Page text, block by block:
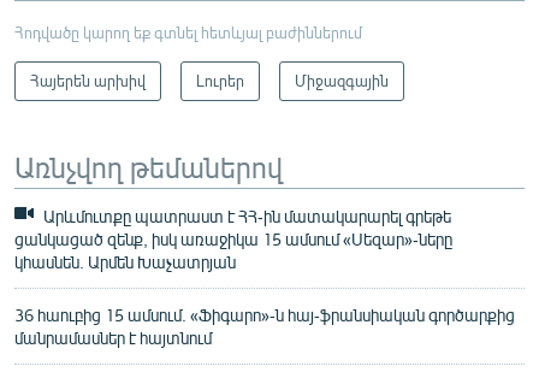
Հոդվածը կարող եք գտնել հետևյալ բաժիններում
Հայերեն արխիվ Լուրեր Միջազգային
Առնչվող թեմաներով
Արևմուտքը պատրաստ է ՀՀ-ին մատակարարել գրեթե
ցանկացած զենք, իսկ առաջիկա 15 ամսում «Սեզար»-ները
կհասնեն. Արմեն Խաչատրյան
36 հաուբից 15 ամսում. «Ֆիգարո»-ն հայ-ֆրանսիական գործարքից
մանրամասներ է հայտնում